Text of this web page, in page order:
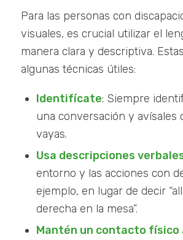
Para las personas con
visuales, es crucial utilizar el
manera clara y descriptiva.
algunas técnicas útiles:
Identifícate: Siempre
una conversación y avísales
vayas.
Usa descripciones
entorno y las acciones con
ejemplo, en lugar de decir
derecha en la mesa”.
Mantén un contacto físico